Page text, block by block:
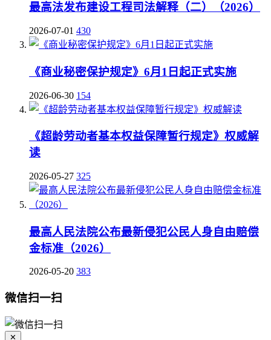
最高法发布建设工程司法解释（二）（2026）
2026-07-01 430
《商业秘密保护规定》6月1日起正式实施
2026-06-30 154
《超龄劳动者基本权益保障暂行规定》权威解
读
2026-05-27 325
最高人民法院公布最新侵犯公民人身自由赔偿
金标准（2026）
2026-05-20 383
微信扫一扫
✕